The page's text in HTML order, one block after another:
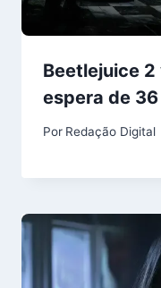
Beetlejuice 2
espera de
Por Redação Digital